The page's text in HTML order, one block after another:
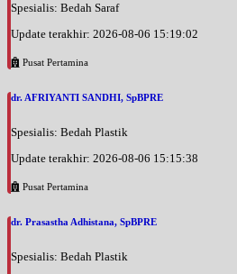
Spesialis: Bedah Saraf
Update terakhir: 2026-08-06 15:19:02
Pusat Pertamina
dr. AFRIYANTI SANDHI, SpBPRE
Spesialis: Bedah Plastik
Update terakhir: 2026-08-06 15:15:38
Pusat Pertamina
dr. Prasastha Adhistana, SpBPRE
Spesialis: Bedah Plastik